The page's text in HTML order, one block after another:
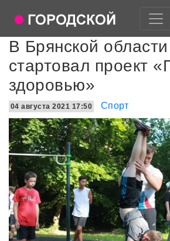
В Брянской области
стартовал проект
здоровью»
04 августа 2021 17:50 Спорт